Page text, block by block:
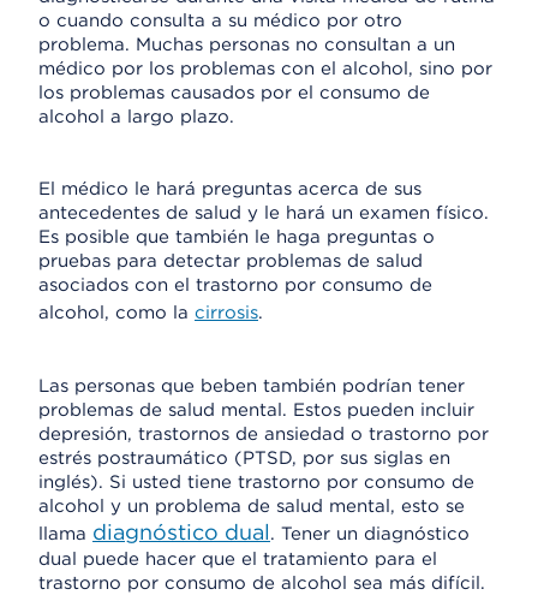
o cuando consulta a su médico por otro
problema. Muchas personas no consultan a un
médico por los problemas con el alcohol, sino por
los problemas causados por el consumo de
alcohol a largo plazo.
El médico le hará preguntas acerca de sus
antecedentes de salud y le hará un examen físico.
Es posible que también le haga preguntas o
pruebas para detectar problemas de salud
asociados con el trastorno por consumo de
alcohol, como la cirrosis.
Las personas que beben también podrían tener
problemas de salud mental. Estos pueden incluir
depresión, trastornos de ansiedad o trastorno por
estrés postraumático (PTSD, por sus siglas en
inglés). Si usted tiene trastorno por consumo de
alcohol y un problema de salud mental, esto se
llama diagnóstico dual. Tener un diagnóstico
dual puede hacer que el tratamiento para el
trastorno por consumo de alcohol sea más difícil.